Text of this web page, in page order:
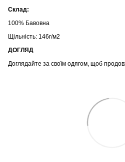
Склад:
100% Бавовна
Щільність: 146г/м2
ДОГЛЯД
Доглядайте за своїм одягом, щоб